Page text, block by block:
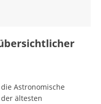
Astronomische
ältesten